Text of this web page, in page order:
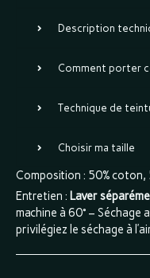
Description
Comment porter
Technique de
Choisir ma taille
Composition : 50% coton,
Entretien : Laver
machine à 60° –
privilégiez le séchage à